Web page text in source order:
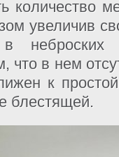
количество
увеличив
в
что в нем
к
блестящей.